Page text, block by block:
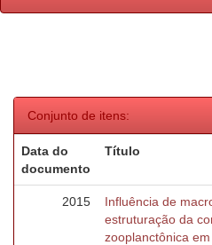
Conjunto de itens:
Data do
documento
Título
2015
Influência de
estruturação da
zooplanctônica